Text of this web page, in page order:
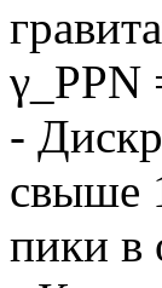
-
свыше
пики в